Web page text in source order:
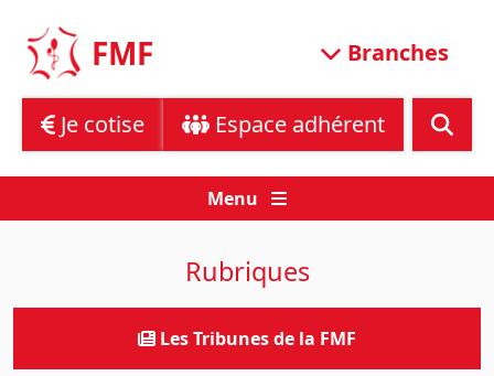
content
FMF Branches
Je cotise Espace adhérent
Menu
Rubriques
Les Tribunes de la FMF